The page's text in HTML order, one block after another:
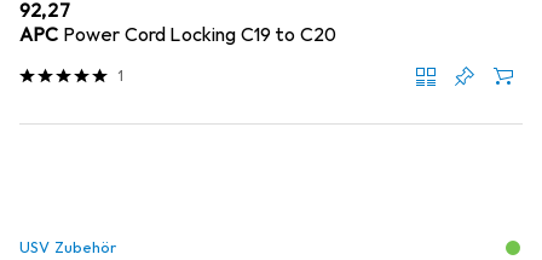
EUR
92,27
APC Power Cord Locking C19 to C20
1
USV Zubehör